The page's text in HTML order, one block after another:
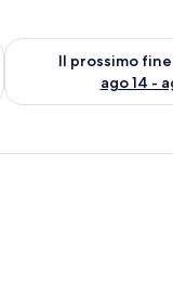
ago 7 -
Il prossimo
ago 14 -
Verifica la
e un quadro